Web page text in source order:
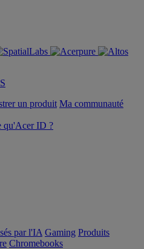
un produit Ma communauté
qu'Acer ID ?
par l'IA Gaming Produits
Chromebooks